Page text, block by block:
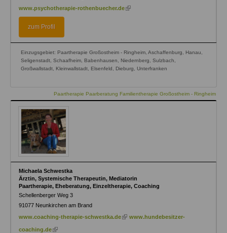
www.psychotherapie-rothenbuecher.de (link
zum Profil
Einzugsgebiet: Paartherapie Großostheim - Ringheim, Aschaffenburg, Hanau,
Seligenstadt, Schaafheim, Babenhausen, Niedernberg, Sulzbach,
Großwallstadt, Kleinwallstadt, Elsenfeld, Dieburg, Unterfranken
Paartherapie Paarberatung Familientherapie Großostheim - Ringheim
Michaela Schwestka
Ärztin, Systemische Therapeutin, Mediatorin
Paartherapie, Eheberatung, Einzeltherapie, Coaching
Schellenberger Weg 3
91077 Neunkirchen am Brand
www.coaching-therapie-schwestka.de (linkwww.hundebesitzer-
coaching.de (link